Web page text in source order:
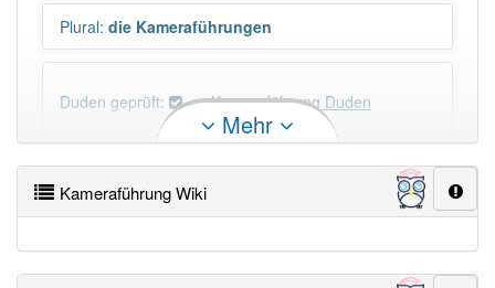
Plural: die Kameraführungen
Duden geprüft: Kameraführung Duden
×
Wörter, die mit "-ung" enden, haben fast immer
Mehr
Kameraführung Wiki